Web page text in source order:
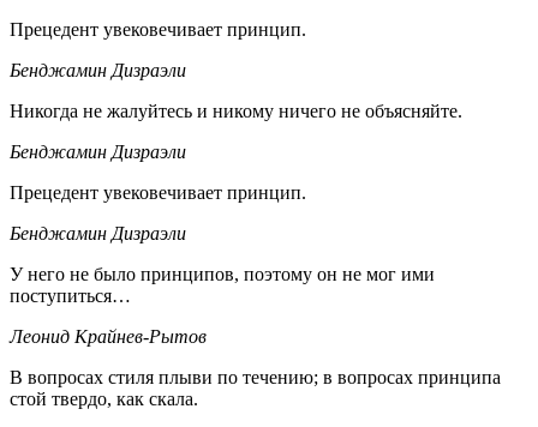
Прецедент увековечивает принцип.
Бенджамин Дизраэли
Никогда не жалуйтесь и никому ничего не объясняйте.
Бенджамин Дизраэли
Прецедент увековечивает принцип.
Бенджамин Дизраэли
У него не было принципов, поэтому он не мог ими
поступиться…
Леонид Крайнев-Рытов
В вопросах стиля плыви по течению; в вопросах принципа
стой твердо, как скала.